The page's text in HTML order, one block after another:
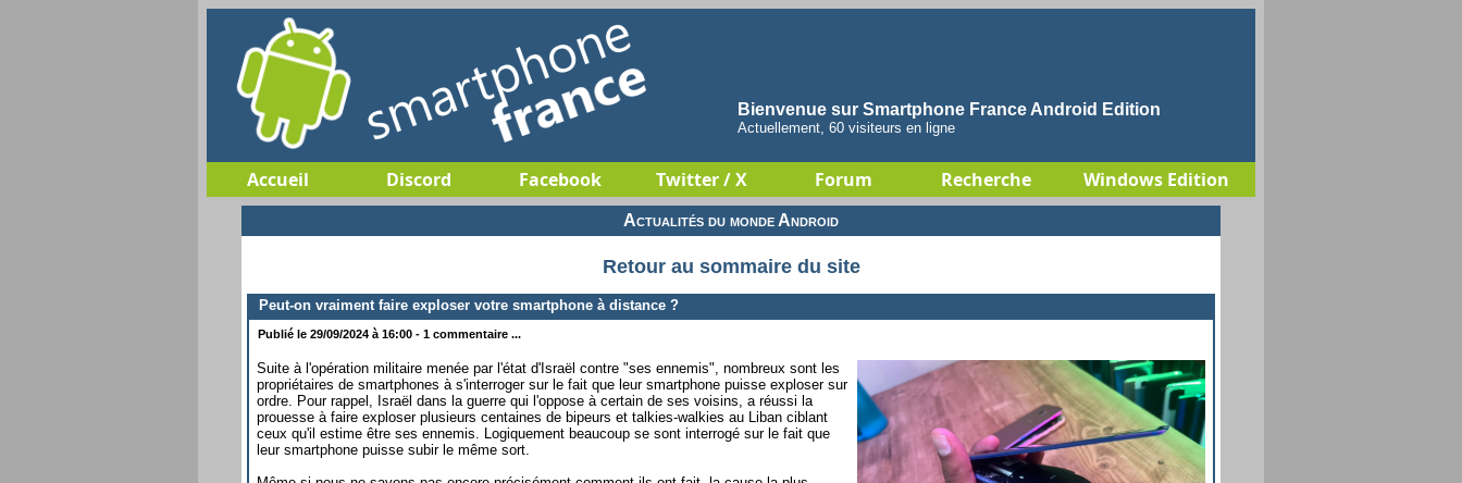
Bienvenue sur Smartphone France Android Edition
Actuellement, 60 visiteurs en ligne
Accueil Discord Facebook Twitter / X Forum Recherche Windows Edition
Actualités du monde Android
Retour au sommaire du site
Peut-on vraiment faire exploser votre smartphone à distance ?
Publié le 29/09/2024 à 16:00 - 1 commentaire ...
Suite à l'opération militaire menée par l'état d'Israël contre "ses ennemis", nombreux sont les
propriétaires de smartphones à s'interroger sur le fait que leur smartphone puisse exploser sur
ordre. Pour rappel, Israël dans la guerre qui l'oppose à certain de ses voisins, a réussi la
prouesse à faire exploser plusieurs centaines de bipeurs et talkies-walkies au Liban ciblant
ceux qu'il estime être ses ennemis. Logiquement beaucoup se sont interrogé sur le fait que
leur smartphone puisse subir le même sort.